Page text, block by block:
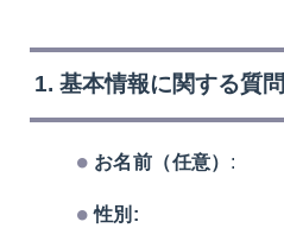
1. 基本情報に関する質問
お名前（任意） :
性別: